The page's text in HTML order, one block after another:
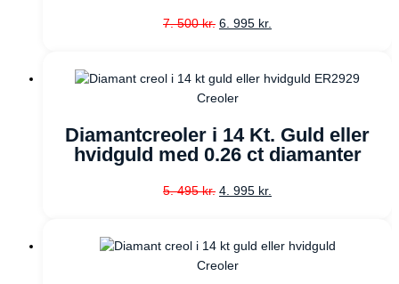
7. 500kr. 6. 995 kr.
Creoler
Diamantcreoler i 14 Kt. Guld eller
hvidguld med 0.26 ct diamanter
5. 495kr. 4. 995 kr.
Creoler